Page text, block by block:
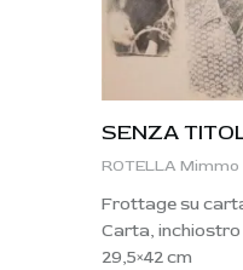
SENZA
ROTELLA Mimmo
Frottage su
Carta,
29,5×42 cm